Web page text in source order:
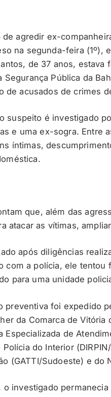
agredir ex-
na segunda-feira (1º),
de 37 anos,
Segurança Pública da
de acusados de crimes
suspeito é investigado
e uma ex-sogra. Entre
íntimas,
que, além das
atacar as vítimas,
após diligências
com a polícia, ele
para uma unidade
preventiva foi expedido
da Comarca de
Especializada de
do Interior
(GATTI/Sudoeste) e do
investigado